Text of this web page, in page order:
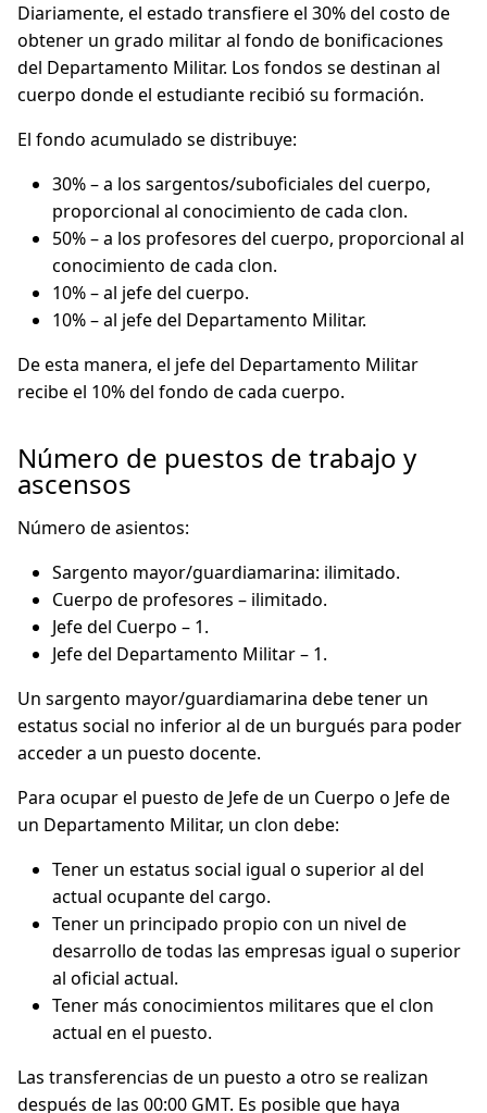
Diariamente, el estado transfiere el 30% del costo de
obtener un grado militar al fondo de bonificaciones
del Departamento Militar. Los fondos se destinan al
cuerpo donde el estudiante recibió su formación.
El fondo acumulado se distribuye:
30% – a los sargentos/suboficiales del cuerpo,
proporcional al conocimiento de cada clon.
50% – a los profesores del cuerpo, proporcional al
conocimiento de cada clon.
10% – al jefe del cuerpo.
10% – al jefe del Departamento Militar.
De esta manera, el jefe del Departamento Militar
recibe el 10% del fondo de cada cuerpo.
Número de puestos de trabajo y
ascensos
Número de asientos:
Sargento mayor/guardiamarina: ilimitado.
Cuerpo de profesores – ilimitado.
Jefe del Cuerpo – 1.
Jefe del Departamento Militar – 1.
Un sargento mayor/guardiamarina debe tener un
estatus social no inferior al de un burgués para poder
acceder a un puesto docente.
Para ocupar el puesto de Jefe de un Cuerpo o Jefe de
un Departamento Militar, un clon debe:
Tener un estatus social igual o superior al del
actual ocupante del cargo.
Tener un principado propio con un nivel de
desarrollo de todas las empresas igual o superior
al oficial actual.
Tener más conocimientos militares que el clon
actual en el puesto.
Las transferencias de un puesto a otro se realizan
después de las 00:00 GMT. Es posible que haya